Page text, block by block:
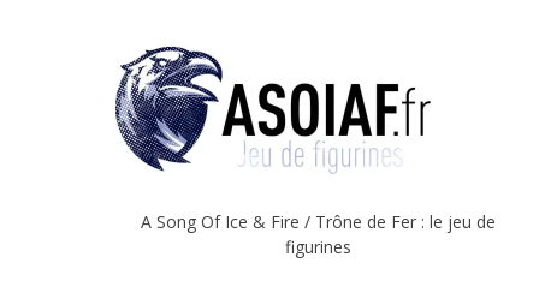
A Song Of Ice & Fire / Trône de Fer : le jeu de
figurines